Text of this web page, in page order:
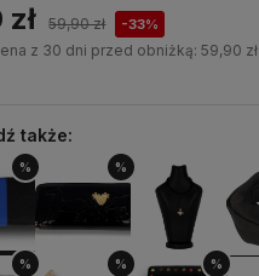
59,90 zł -33%
z 30 dni przed obniżką:59,90 zł
także:
% %
% % %